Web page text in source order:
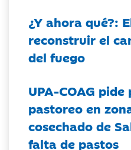
¿Y ahora qué?:
reconstruir el
del fuego
UPA-COAG
pastoreo en
cosechado de
falta de pastos